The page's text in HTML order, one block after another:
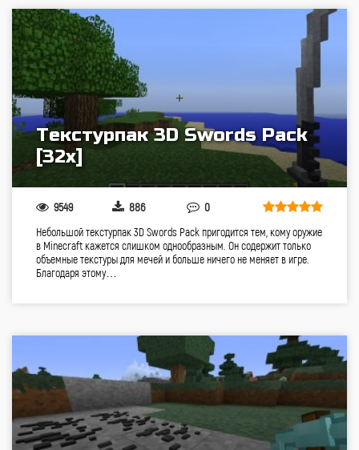
Текстурпак 3D Swords Pack
[32x]
9549 886 0
Небольшой текстурпак 3D Swords Pack пригодится тем, кому оружие
в Minecraft кажется слишком однообразным. Он содержит только
объемные текстуры для мечей и больше ничего не меняет в игре.
Благодаря этому…